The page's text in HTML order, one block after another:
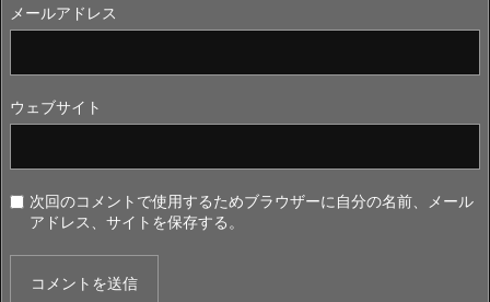
メールアドレス
ウェブサイト
次回のコメントで使用するためブラウザーに自分の名前、メール
アドレス、サイトを保存する。